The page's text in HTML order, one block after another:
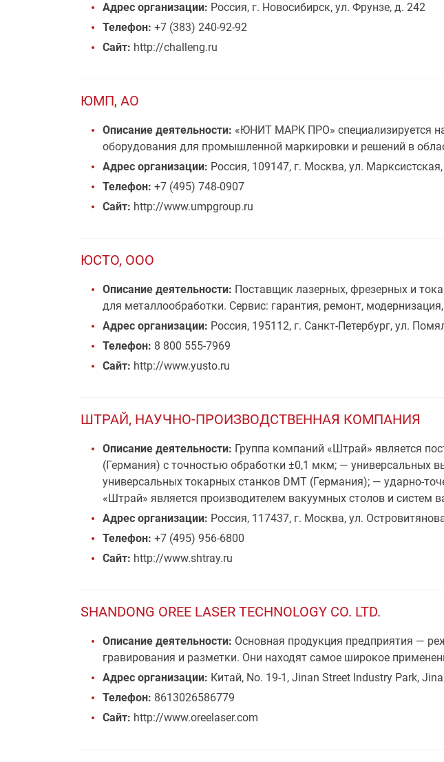
Адрес организации: Россия, г. Новосибирск, ул. Фрунзе, д. 242
Телефон: +7 (383) 240-92-92
Сайт: http://challeng.ru
ЮМП, АО
Описание деятельности: «ЮНИТ МАРК ПРО» специализируется
оборудования для промышленной маркировки и решений в
Адрес организации: Россия, 109147, г. Москва, ул.
Телефон: +7 (495) 748-0907
Сайт: http://www.umpgroup.ru
ЮСТО, ООО
Описание деятельности: Поставщик лазерных, фрезерных и
для металлообработки. Сервис: гарантия, ремонт,
Адрес организации: Россия, 195112, г. Санкт-Петербург, ул.
Телефон: 8 800 555-7969
Сайт: http://www.yusto.ru
ШТРАЙ, НАУЧНО-ПРОИЗВОДСТВЕННАЯ КОМПАНИЯ
Описание деятельности: Группа компаний «Штрай» является
(Германия) с точностью обработки ±0,1 мкм; — универсальных
универсальных токарных станков DMT (Германия); — ударно-
«Штрай» является производителем вакуумных столов и систем
Адрес организации: Россия, 117437, г. Москва, ул.
Телефон: +7 (495) 956-6800
Сайт: http://www.shtray.ru
SHANDONG OREE LASER TECHNOLOGY CO. LTD.
Описание деятельности: Основная продукция предприятия —
гравирования и разметки. Они находят самое широкое
Адрес организации: Китай, No. 19-1, Jinan Street Industry Park,
Телефон: 8613026586779
Сайт: http://www.oreelaser.com